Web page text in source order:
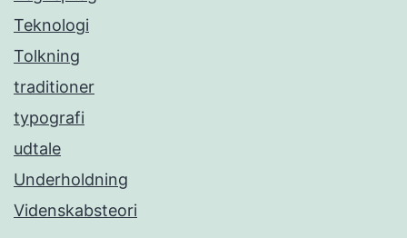
Teknologi
Tolkning
traditioner
typografi
udtale
Underholdning
Videnskabsteori